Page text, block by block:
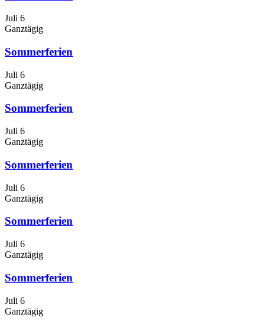
Juli 6
Ganztägig
Sommerferien
Juli 6
Ganztägig
Sommerferien
Juli 6
Ganztägig
Sommerferien
Juli 6
Ganztägig
Sommerferien
Juli 6
Ganztägig
Sommerferien
Juli 6
Ganztägig